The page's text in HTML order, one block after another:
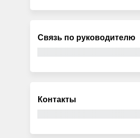
Связь по руководителю
Контакты